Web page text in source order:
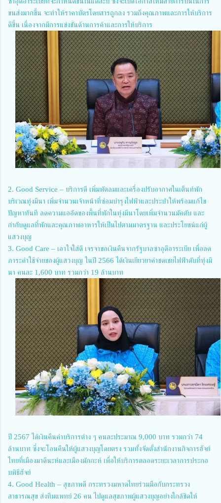
ขนส่งมากขึ้น จะทำให้ราคาบัตรโดยสารถูกลง รวมถึงคุณภาพและการให้บริการ
ดีขึ้น เนื่องจากมีการแข่งขันด้านการค้าและการให้บริการ
2. Good Service – บริการดี เพิ่มพัดลมและเครื่องปรับอากาศในเต็นท์พัก
บริเวณทุ่งมีนา เพิ่มจำนวนเจ้าหน้าที่ซ่อมบำรุงไฟฟ้าและประปาให้พร้อมแก้ไข
ปัญหาทันที ลดความแออัดของพื้นที่พักในทุ่งมีนาโดยเพิ่มจำนวนมัคตับ และ
กำกับดูแลที่พักและคุณภาพอาหารให้เป็นไปตามมาตรฐาน และประโยชน์แก่ผู้
แสวงบุญ
3. Good Care – เอาใจใส่ดี เจรจาขอเงินคืนจากรัฐบาลซาอุดีอาระเบีย เพื่อลด
ภาระค่าใช้จ่ายของผู้แสวงบุญ ในปี 2566 ได้เงินเยียวยาค่าชดเชยไฟฟ้าดับที่ทุ่งมี
นา คนละ 1,600 บาท รวมกว่า 19 ล้านบาท
ปี 2567 ได้เงินคืนค่าบริการต่าง ๆ คนละประมาณ 9,000 บาท รวมกว่า 74
ล้านบาท ซึ่งจะโอนคืนให้ผู้แสวงบุญโดยตรง รวมทั้งจัดตั้งสำนักงานกิจการฮัจย์
ไทยที่เมืองมาดีนะห์และเมืองมักกะห์ เพื่อให้บริการตลอดระยะเวลาการประกอ
บพิธีฮัจย์
4. Good Health – สุขภาพดี กระทรวงมหาดไทยร่วมมือกับกระทรวง
สาธารณสุข ส่งทีมแพทย์ 26 คน ไปดูแลสุขภาพผู้แสวงบุญอย่างใกล้ชิดให้